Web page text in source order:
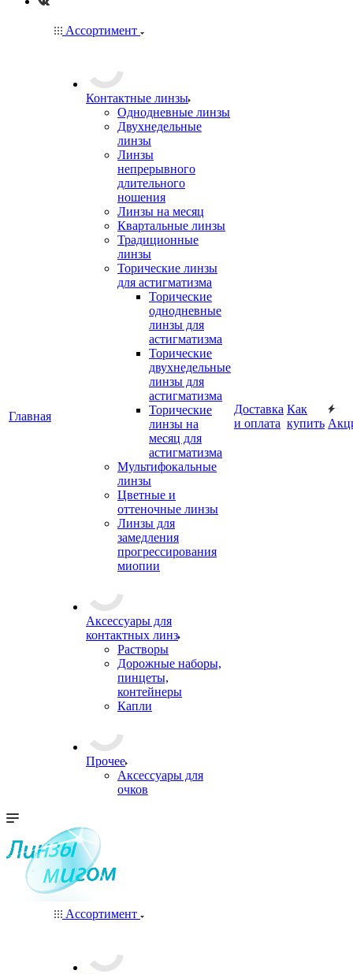
Главная
Ассортимент
Контактные линзы
Однодневные линзы
Двухнедельные
линзы
Линзы
непрерывного
длительного
ношения
Линзы на месяц
Квартальные линзы
Традиционные
линзы
Торические линзы
для астигматизма
Торические
однодневные
линзы для
астигматизма
Торические
двухнедельные
линзы для
астигматизма
Торические
линзы на
месяц для
астигматизма
Мультифокальные
линзы
Цветные и
оттеночные линзы
Линзы для
замедления
прогрессирования
миопии
Аксессуары для
контактных линз
Растворы
Дорожные наборы,
пинцеты,
контейнеры
Капли
Прочее
Аксессуары для
очков
Доставка
и оплата
Как
купить
Ассортимент